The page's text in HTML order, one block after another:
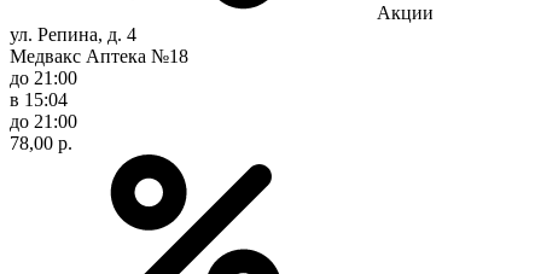
Акции
ул. Репина, д. 4
Медвакс Аптека №18
до 21:00
в 15:04
до 21:00
78,00 р.